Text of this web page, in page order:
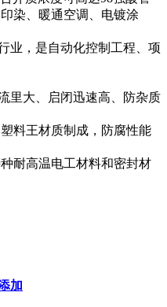
染、暖通空调、电镀涂
业，是自动化控制工程、项
里大、启闭迅速高、防杂质
料王材质制成，防腐性能
耐高温电工材料和密封材
加